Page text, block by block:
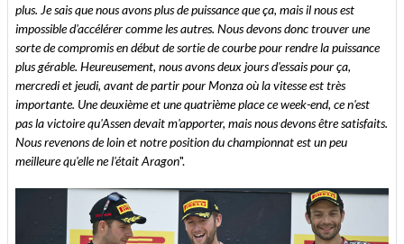
plus. Je sais que nous avons plus de puissance que ça, mais il nous est
impossible d'accélérer comme les autres. Nous devons donc trouver une
sorte de compromis en début de sortie de courbe pour rendre la puissance
plus gérable. Heureusement, nous avons deux jours d'essais pour ça,
mercredi et jeudi, avant de partir pour Monza où la vitesse est très
importante. Une deuxième et une quatrième place ce week-end, ce n'est
pas la victoire qu'Assen devait m'apporter, mais nous devons être satisfaits.
Nous revenons de loin et notre position du championnat est un peu
meilleure qu'elle ne l'était Aragon".